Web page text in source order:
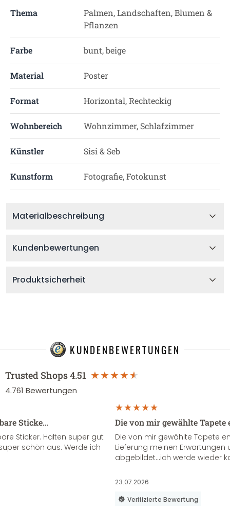
Thema
Palmen, Landschaften, Blumen &
Pflanzen
Farbe bunt, beige
Material Poster
Format Horizontal, Rechteckig
Wohnbereich Wohnzimmer, Schlafzimmer
Künstler Sisi & Seb
Kunstform Fotografie, Fotokunst
Materialbeschreibung
Kundenbewertungen
Produktsicherheit
KUNDENBEWERTUNGEN
Trusted Shops4.51
4.761 Bewertungen
Sticke…
Sticker. Halten super gut
schön aus. Werde ich
Die von mir gewählte
Die von mir gewählte Tapete
Lieferung meinen Erwartungen
abgebildet...ich werde wieder
23.07.2026
Verifizierte Bewertung